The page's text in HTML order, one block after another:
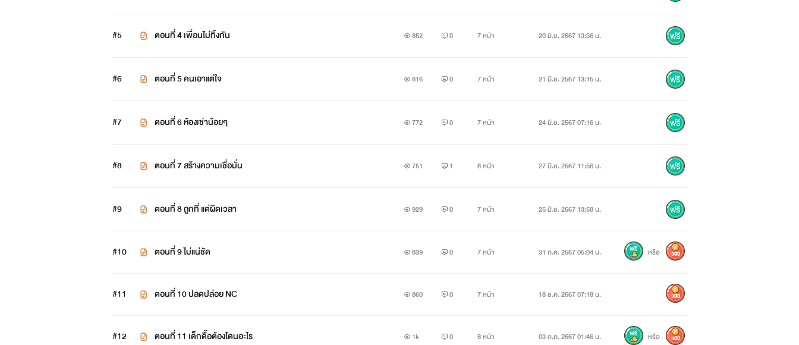
#5 ตอนที่ 4 เพื่อนไม่ทิ้งกัน 852 0 7 หน้า 20 มิ.ย. 2567 13:36 น.
#6 ตอนที่ 5 คนเอาแต่ใจ 816 0 7 หน้า 21 มิ.ย. 2567 13:15 น.
#7 ตอนที่ 6 ห้องเช่าน้อยๆ 772 0 7 หน้า 24 มิ.ย. 2567 07:16 น.
#8 ตอนที่ 7 สร้างความเชื่อมั่น 751 1 8 หน้า 27 มิ.ย. 2567 11:56 น.
#9 ตอนที่ 8 ถูกที่ แต่ผิดเวลา 929 0 7 หน้า 25 มิ.ย. 2567 13:58 น.
#10 ตอนที่ 9 ไม่แน่ชัด 839 0 7 หน้า 31 ก.ค. 2567 05:04 น. หรือ 300
#11 ตอนที่ 10 ปลดปล่อย NC 860 0 7 หน้า 18 ธ.ค. 2567 07:18 น. 300
#12 ตอนที่ 11 เด็กดื้อต้องโดนอะไร 1k 0 8 หน้า 03 ก.ค. 2567 01:46 น. หรือ 300